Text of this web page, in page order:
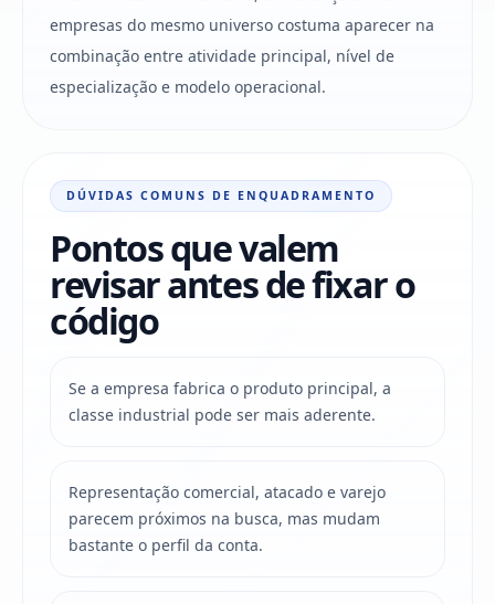
empresas do mesmo universo costuma aparecer na
combinação entre atividade principal, nível de
especialização e modelo operacional.
DÚVIDAS COMUNS DE ENQUADRAMENTO
Pontos que valem
revisar antes de fixar o
código
Se a empresa fabrica o produto principal, a
classe industrial pode ser mais aderente.
Representação comercial, atacado e varejo
parecem próximos na busca, mas mudam
bastante o perfil da conta.